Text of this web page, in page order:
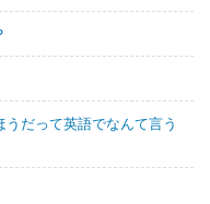
だって英語でなんて言う